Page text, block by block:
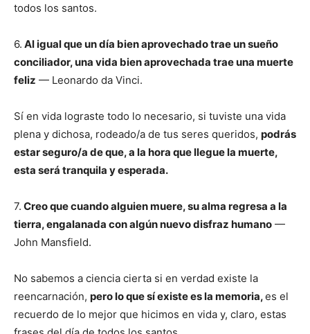
todos los santos.
6. Al igual que un día bien aprovechado trae un sueño
conciliador, una vida bien aprovechada trae una muerte
feliz — Leonardo da Vinci.
Sí en vida lograste todo lo necesario, si tuviste una vida
plena y dichosa, rodeado/a de tus seres queridos, podrás
estar seguro/a de que, a la hora que llegue la muerte,
esta será tranquila y esperada.
7. Creo que cuando alguien muere, su alma regresa a la
tierra, engalanada con algún nuevo disfraz humano —
John Mansfield.
No sabemos a ciencia cierta si en verdad existe la
reencarnación, pero lo que sí existe es la memoria,es el
recuerdo de lo mejor que hicimos en vida y, claro, estas